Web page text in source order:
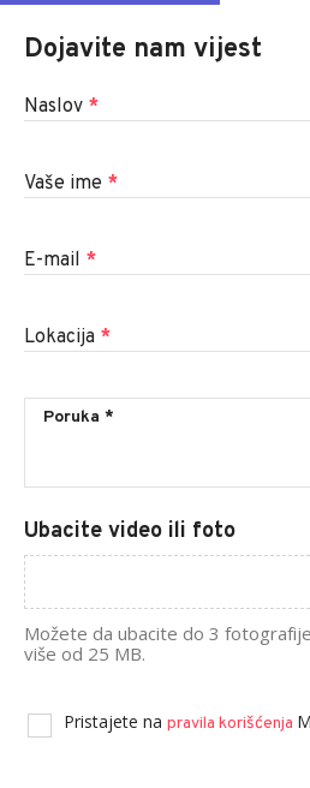
Dojavite nam vijest
Naslov *
Vaše ime *
E-mail *
Lokacija *
Ubacite video ili foto
Možete da ubacite do 3
više od 25 MB.
Pristajete na pravila korišćenja